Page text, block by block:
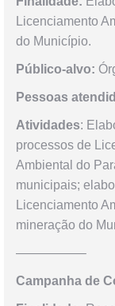
Licenciamento
do Município.
Público-alvo:
Pessoas
Atividades:
processos de
Ambiental do
municipais;
Licenciamento
mineração do
—————–
Campanha de